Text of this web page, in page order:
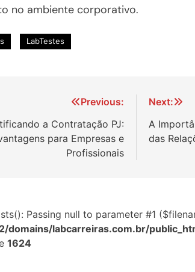
no ambiente corporativo.
LabTestes
Previous:
a Contratação PJ:
para Empresas e
Profissionais
Next:
A
das
Passing null to parameter #1
domains/labcarreiras.com.br/
1624